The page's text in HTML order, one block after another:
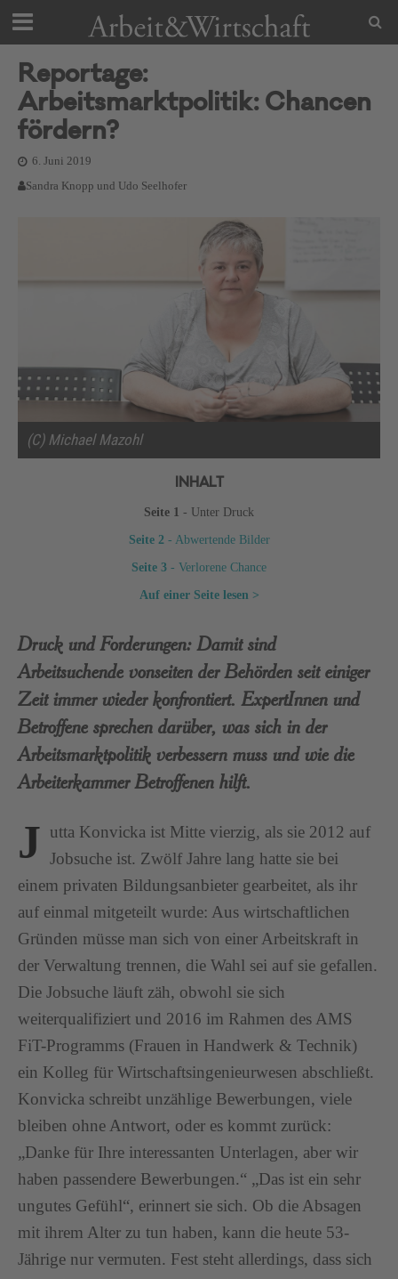
Reportage:
Arbeitsmarktpolitik: Chancen
fördern?
6. Juni 2019
Sandra Knopp und Udo Seelhofer
(C) Michael Mazohl
INHALT
Seite 1 - Unter Druck
Seite 2- Abwertende Bilder
Seite 3 - Verlorene Chance
Auf einer Seite lesen >
Druck und Forderungen: Damit sind
Arbeitsuchende vonseiten der Behörden seit einiger
Zeit immer wieder konfrontiert. ExpertInnen und
Betroffene sprechen darüber, was sich in der
Arbeitsmarktpolitik verbessern muss und wie die
Arbeiterkammer Betroffenen hilft.
J utta Konvicka ist Mitte vierzig, als sie 2012 auf
Jobsuche ist. Zwölf Jahre lang hatte sie bei
einem privaten Bildungsanbieter gearbeitet, als ihr
auf einmal mitgeteilt wurde: Aus wirtschaftlichen
Gründen müsse man sich von einer Arbeitskraft in
der Verwaltung trennen, die Wahl sei auf sie gefallen.
Die Jobsuche läuft zäh, obwohl sie sich
weiterqualifiziert und 2016 im Rahmen des AMS
FiT-Programms (Frauen in Handwerk & Technik)
ein Kolleg für Wirtschaftsingenieurwesen abschließt.
Konvicka schreibt unzählige Bewerbungen, viele
bleiben ohne Antwort, oder es kommt zurück:
„Danke für Ihre interessanten Unterlagen, aber wir
haben passendere Bewerbungen.“ „Das ist ein sehr
ungutes Gefühl“, erinnert sie sich. Ob die Absagen
mit ihrem Alter zu tun haben, kann die heute 53-
Jährige nur vermuten. Fest steht allerdings, dass sich